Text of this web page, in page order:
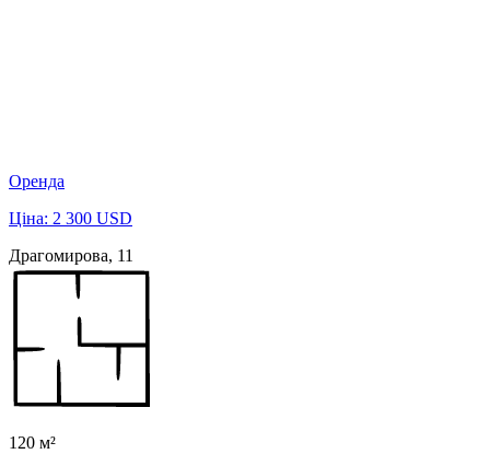
Оренда
Ціна: 2 300 USD
Драгомирова, 11
120 м²